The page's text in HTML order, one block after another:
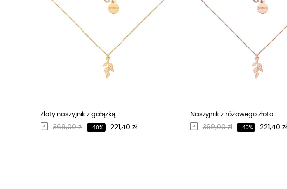
Złoty naszyjnik z gałązką
Regularna cena
369,00 zł -40% Cena
221,40 zł
Naszyjnik z różowego złota...
Regularna cena
369,00 zł -40% Cena
221,40 zł